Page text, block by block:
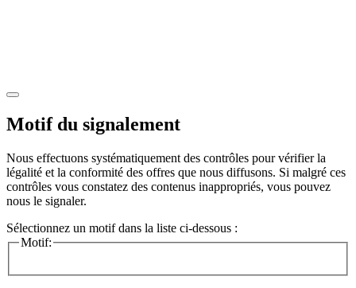
Motif du signalement
Nous effectuons systématiquement des contrôles pour vérifier la
légalité et la conformité des offres que nous diffusons. Si malgré ces
contrôles vous constatez des contenus inappropriés, vous pouvez
nous le signaler.
Sélectionnez un motif dans la liste ci-dessous :
Motif: